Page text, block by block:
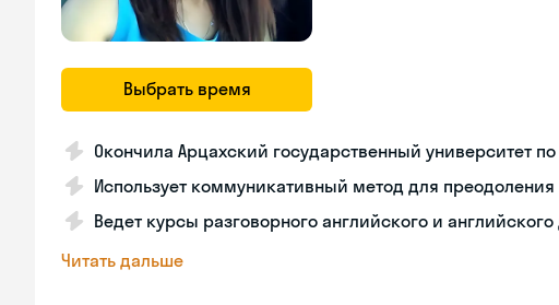
Выбрать время
Окончила Арцахский государственный университет
Использует коммуникативный метод для
Ведет курсы разговорного английского и
Читать дальше